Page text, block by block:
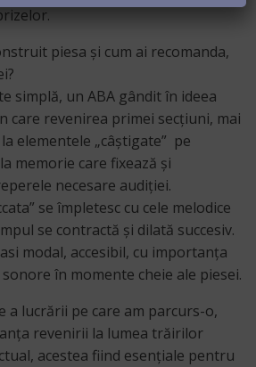
piesa şi cum ai recomanda,
simplă, un ABA gândit în ideea
care revenirea primei secțiuni, mai
elementele „câștigate” pe
memorie care fixează și
necesare audiției.
se împletesc cu cele melodice
se contractă și dilată succesiv.
modal, accesibil, cu importanța
în momente cheie ale piesei.
a lucrării pe care am parcurs-o,
revenirii la lumea trăirilor
acestea fiind esenţiale pentru